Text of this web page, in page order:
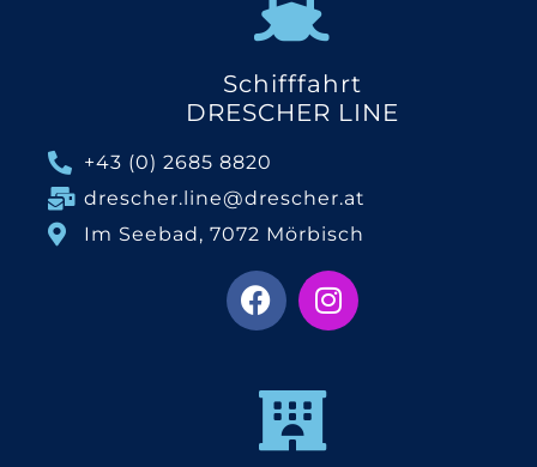
Schifffahrt
DRESCHER LINE
+43 (0) 2685 8820
drescher.line@drescher.at
Im Seebad, 7072 Mörbisch